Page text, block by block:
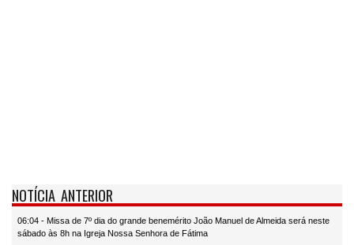
NOTÍCIA ANTERIOR
06:04 - Missa de 7º dia do grande benemérito João Manuel de Almeida será neste
sábado às 8h na Igreja Nossa Senhora de Fátima